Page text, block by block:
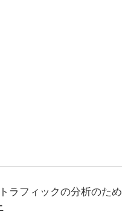
ラフィックの分析のため